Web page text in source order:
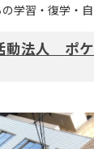
学習・復学・
動法人 ポ